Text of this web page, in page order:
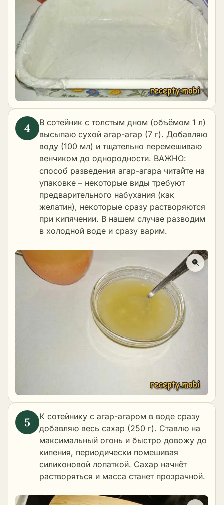
В сотейник с толстым дном (объёмом 1 л)
высыпаю сухой агар-агар (7 г). Добавляю
воду (100 мл) и тщательно перемешиваю
венчиком до однородности. ВАЖНО:
способ разведения агар-агара читайте на
упаковке – некоторые виды требуют
предварительного набухания (как
желатин), некоторые сразу растворяются
при кипячении. В нашем случае разводим
в холодной воде и сразу варим.
К сотейнику с агар-агаром в воде сразу
добавляю весь сахар (250 г). Ставлю на
максимальный огонь и быстро довожу до
кипения, периодически помешивая
силиконовой лопаткой. Сахар начнёт
растворяться и масса станет прозрачной.